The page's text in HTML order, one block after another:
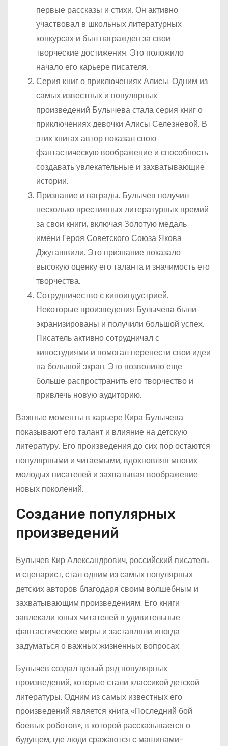
первые рассказы и стихи. Он активно
участвовал в школьных литературных
конкурсах и был награжден за свои
творческие достижения. Это положило
начало его карьере писателя.
Серия книг о приключениях Алисы. Одним из
самых известных и популярных
произведений Булычева стала серия книг о
приключениях девочки Алисы Селезневой. В
этих книгах автор показал свою
фантастическую воображение и способность
создавать увлекательные и захватывающие
истории.
Признание и награды. Булычев получил
несколько престижных литературных премий
за свои книги, включая Золотую медаль
имени Героя Советского Союза Якова
Джугашвили. Это признание показало
высокую оценку его таланта и значимость его
творчества.
Сотрудничество с киноиндустрией.
Некоторые произведения Булычева были
экранизированы и получили большой успех.
Писатель активно сотрудничал с
киностудиями и помогал перенести свои идеи
на большой экран. Это позволило еще
больше распространить его творчество и
привлечь новую аудиторию.
Важные моменты в карьере Кира Булычева
показывают его талант и влияние на детскую
литературу. Его произведения до сих пор остаются
популярными и читаемыми, вдохновляя многих
молодых писателей и захватывая воображение
новых поколений.
Создание популярных
произведений
Булычев Кир Александрович, российский писатель
и сценарист, стал одним из самых популярных
детских авторов благодаря своим волшебным и
захватывающим произведениям. Его книги
завлекали юных читателей в удивительные
фантастические миры и заставляли иногда
задуматься о важных жизненных вопросах.
Булычев создал целый ряд популярных
произведений, которые стали классикой детской
литературы. Одним из самых известных его
произведений является книга «Последний бой
боевых роботов», в которой рассказывается о
будущем, где люди сражаются с машинами-